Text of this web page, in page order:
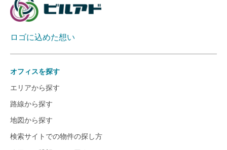
ロゴに込めた想い
オフィスを探す
エリアから探す
路線から探す
地図から探す
検索サイトでの物件の探し方